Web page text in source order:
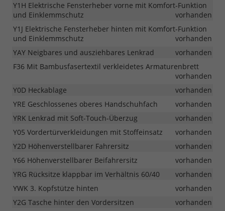
Y1H Elektrische Fensterheber vorne mit Komfort-Funktion
und Einklemmschutz
vorhanden
Y1J Elektrische Fensterheber hinten mit Komfort-Funktion
und Einklemmschutz
vorhanden
YAY Neigbares und ausziehbares Lenkrad
vorhanden
F36 Mit Bambusfasertextil verkleidetes Armaturenbrett
vorhanden
Y0D Heckablage
vorhanden
YRE Geschlossenes oberes Handschuhfach
vorhanden
YRK Lenkrad mit Soft-Touch-Überzug
vorhanden
Y05 Vordertürverkleidungen mit Stoffeinsatz
vorhanden
Y2D Höhenverstellbarer Fahrersitz
vorhanden
Y66 Höhenverstellbarer Beifahrersitz
vorhanden
YRG Rücksitze klappbar im Verhältnis 60/40
vorhanden
YWK 3. Kopfstütze hinten
vorhanden
Y2G Tasche hinter den Vordersitzen
vorhanden